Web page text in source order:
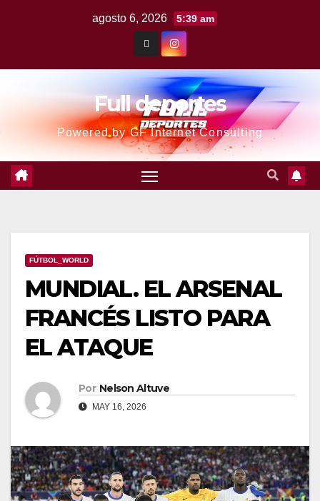
agosto 6, 2026 5:39 am
Full deportes
Powered by GF Internet Consulting
FÚTBOL_WORLD
MUNDIAL. EL ARSENAL
FRANCÉS LISTO PARA
EL ATAQUE
Por Nelson Altuve
MAY 16, 2026